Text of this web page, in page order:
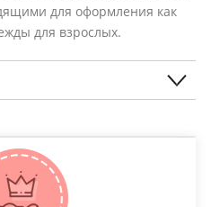
для оформления как
для взрослых.